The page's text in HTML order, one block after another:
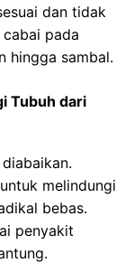
dan tidak
pada
hingga sambal.
Tubuh dari
melindungi
bebas.
penyakit